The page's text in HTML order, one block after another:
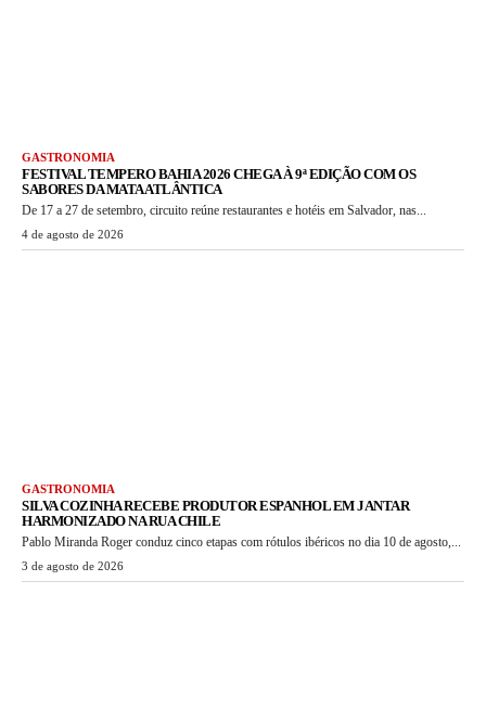
GASTRONOMIA
FESTIVAL TEMPERO BAHIA 2026 CHEGA À 9ª EDIÇÃO COM OS
SABORES DA MATA ATLÂNTICA
De 17 a 27 de setembro, circuito reúne restaurantes e hotéis em Salvador, nas...
4 de agosto de 2026
GASTRONOMIA
SILVA COZINHA RECEBE PRODUTOR ESPANHOL EM JANTAR
HARMONIZADO NA RUA CHILE
Pablo Miranda Roger conduz cinco etapas com rótulos ibéricos no dia 10 de agosto,...
3 de agosto de 2026